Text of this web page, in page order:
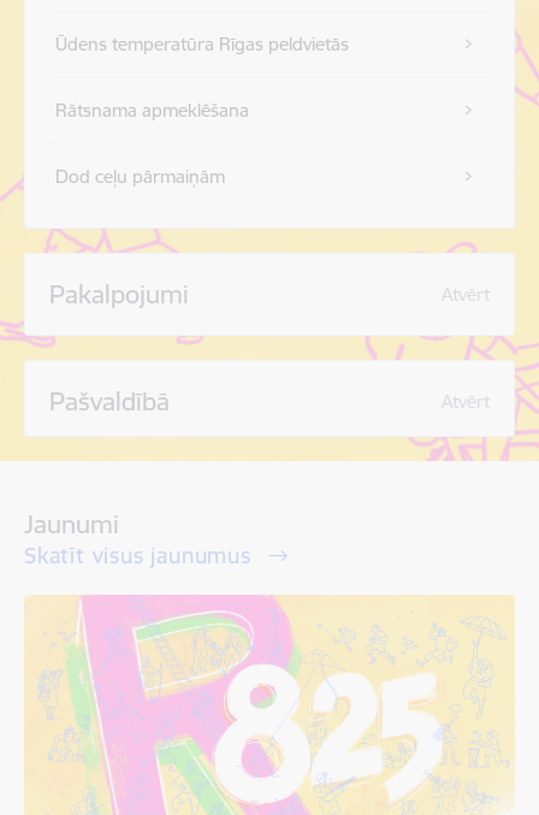
Ūdens temperatūra Rīgas peldvietās
Rātsnama apmeklēšana
Dod ceļu pārmaiņām
Pakalpojumi Atvērt
Pašvaldībā Atvērt
Jaunumi
Skatīt visus jaunumus